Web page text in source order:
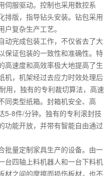
伺服驱动。控制也采用数控系
排版，指导钻头安装。钻包采用
复杂生产工艺。
完成包装工作，不仅省去了大
保证包装的一致性和准确性。特
高速度和高效率极大地提高了生
机，机架经过去应力时效处理后
用，独有的专利裁切算法，高速
同类型纸箱。封箱机安全、高
5-8件/分钟。独有的专利滚封技
功能开放，并带有智能自由通过
量定制家具生产的设备。由一
台四轴上料机器人和一台下料机
材之间的摩擦而损伤板材，也不